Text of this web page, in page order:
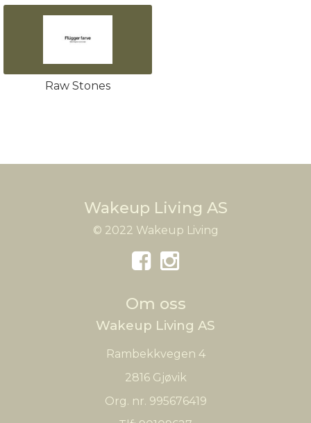
Raw Stones
Wakeup Living AS
© 2022 Wakeup Living
Om oss
Wakeup Living AS
Rambekkvegen 4
2816 Gjøvik
Org. nr. 995676419